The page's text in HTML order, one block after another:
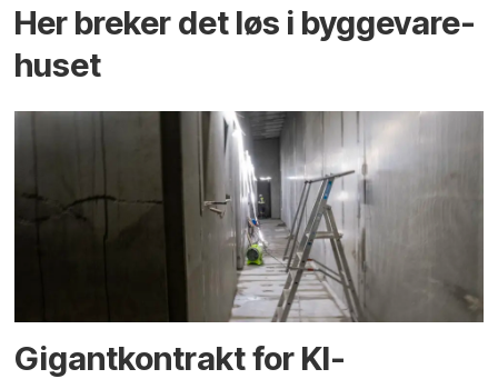
Her breker det løs i bygge­vare­
huset
Gigantkontrakt for KI-